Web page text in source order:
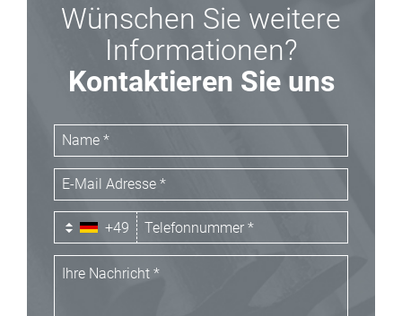
Wünschen Sie weitere
Informationen?
Kontaktieren Sie uns
+49